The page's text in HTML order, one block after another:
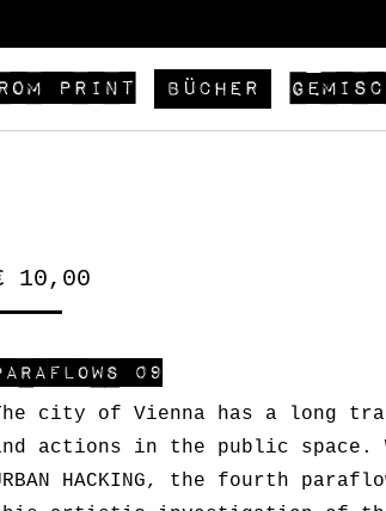
Print Bücher
10,00
09
city of Vienna has a long
actions in the public
HACKING, the fourth